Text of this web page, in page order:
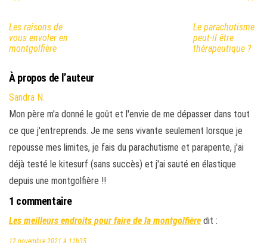
Les raisons de
vous envoler en
montgolfière
Le parachutisme
peut-il être
thérapeutique ?
À propos de l’auteur
Sandra N.
Mon père m'a donné le goût et l'envie de me dépasser dans tout
ce que j'entreprends. Je me sens vivante seulement lorsque je
repousse mes limites, je fais du parachutisme et parapente, j'ai
déjà testé le kitesurf (sans succès) et j'ai sauté en élastique
depuis une montgolfière !!
1 commentaire
Les meilleurs endroits pour faire de la montgolfière dit :
12 novembre 2021 à 11h35